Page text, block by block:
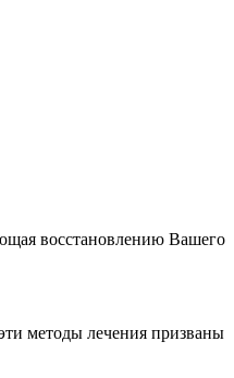
восстановлению Вашего
методы лечения призваны